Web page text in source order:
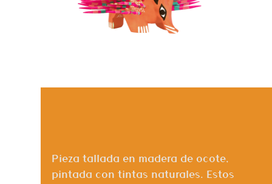
Pieza tallada en madera de ocote,
pintada con tintas naturales. Estos